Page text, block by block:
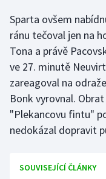
Lyže a snowboard
Moderní pětiboj
Motorsport
Olympijské hry
Sparta ovšem
ránu tečoval jen na
Tona a právě
ve 27. minutě
zareagoval na
Bonk vyrovnal.
"Plekancovu fintu"
nedokázal dopravit
SOUVISEJÍCÍ ČLÁNKY